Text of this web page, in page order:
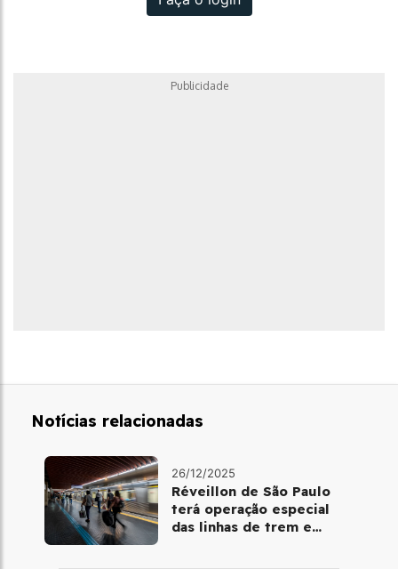
Publicidade
Notícias relacionadas
26/12/2025
Réveillon de São Paulo
terá operação especial
das linhas de trem e